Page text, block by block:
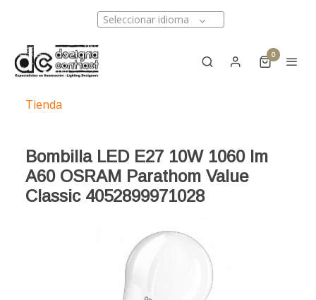
Seleccionar idioma
0
Tienda
Bombilla LED E27 10W 1060 lm
A60 OSRAM Parathom Value
Classic 4052899971028